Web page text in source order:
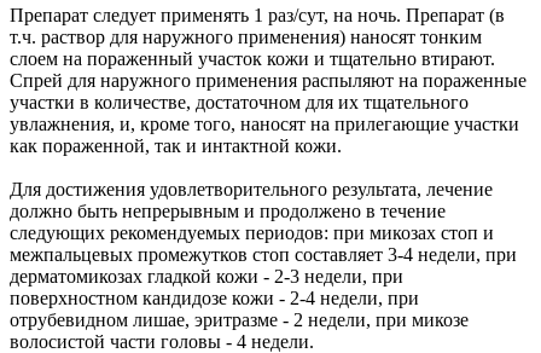
Препарат следует применять 1 раз/сут, на ночь. Препарат (в
т.ч. раствор для наружного применения) наносят тонким
слоем на пораженный участок кожи и тщательно втирают.
Спрей для наружного применения распыляют на пораженные
участки в количестве, достаточном для их тщательного
увлажнения, и, кроме того, наносят на прилегающие участки
как пораженной, так и интактной кожи.
Для достижения удовлетворительного результата, лечение
должно быть непрерывным и продолжено в течение
следующих рекомендуемых периодов: при микозах стоп и
межпальцевых промежутков стоп составляет 3-4 недели, при
дерматомикозах гладкой кожи - 2-3 недели, при
поверхностном кандидозе кожи - 2-4 недели, при
отрубевидном лишае, эритразме - 2 недели, при микозе
волосистой части головы - 4 недели.